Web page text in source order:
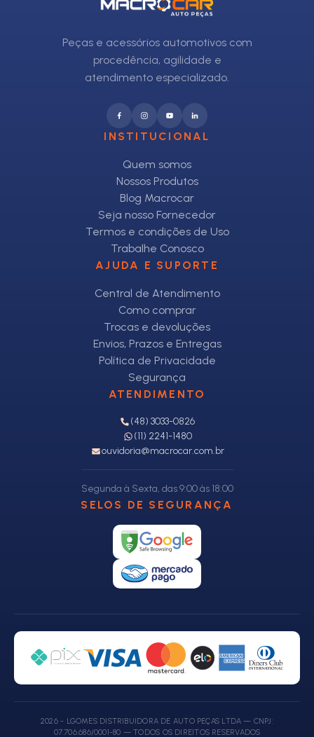
Peças e acessórios automotivos com
procedência, agilidade e
atendimento especializado.
INSTITUCIONAL
Quem somos
Nossos Produtos
Blog Macrocar
Seja nosso Fornecedor
Termos e condições de Uso
Trabalhe Conosco
AJUDA E SUPORTE
Central de Atendimento
Como comprar
Trocas e devoluções
Envios, Prazos e Entregas
Política de Privacidade
Segurança
ATENDIMENTO
(48) 3033-0826
(11) 2241-1480
ouvidoria@macrocar.com.br
Segunda à Sexta, das 9:00 às 18:00
SELOS DE SEGURANÇA
2026 - LGOMES DISTRIBUIDORA DE AUTO PEÇAS LTDA — CNPJ:
07.706.686/0001-80 — TODOS OS DIREITOS RESERVADOS